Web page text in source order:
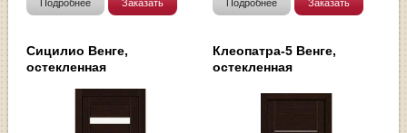
Подробнее Заказать Подробнее Заказать
Сицилио Венге,
остекленная
Клеопатра-5 Венге,
остекленная